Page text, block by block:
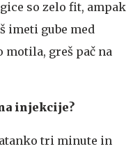
so zelo fit, ampak
imeti gube med
motila, greš pač na
injekcije?
tri minute in